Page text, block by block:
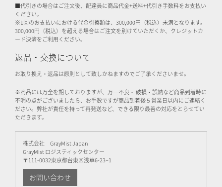
■代引きの場合はご注文後、配達員に商品代金+送料+代引き手数料をお支払い
ください。
※1回のお支払いにおける代金引換額は、300,000円（税込）未満となります。
300,000円（税込）を超える場合はご注文を別けていただくか、クレジットカ
ード決済をご利用ください。
返品・交換について
お取り換え・返品は原則として致しかねますのでご了承くださいませ。
※商品には万全を期しておりますが、万一不良・ 破損・誤納など商品到着時に
不明の点がございましたら、お手数ですが商品到着後５営業日以内にご連絡く
ださい。弊社が責任を持って再発送など、できる限り最善の対応をとらせてい
ただきます。
株式会社 GrayMist Japan
GrayMist ロジスティックセンター
〒111-0032東京都台東区浅草6-23–1
お問い合わせ